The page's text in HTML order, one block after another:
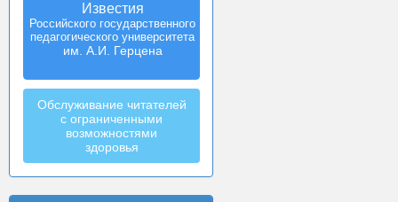
Известия
Российского государственного
педагогического университета
им. А.И. Герцена
Izvestia:
Herzen University
Journal of
Humanities & Sciences
Обслуживание читателей
с ограниченными
возможностями
здоровья